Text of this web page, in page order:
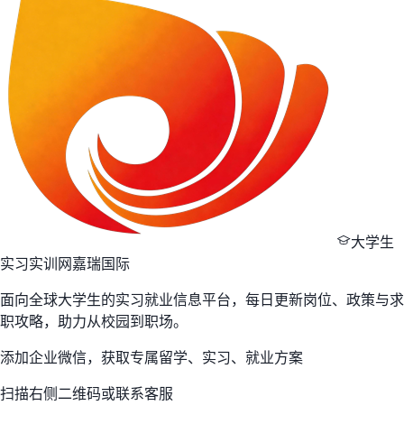
大学生
实习实训网嘉瑞国际
面向全球大学生的实习就业信息平台，每日更新岗位、政策与求
职攻略，助力从校园到职场。
添加企业微信，获取专属留学、实习、就业方案
扫描右侧二维码或联系客服